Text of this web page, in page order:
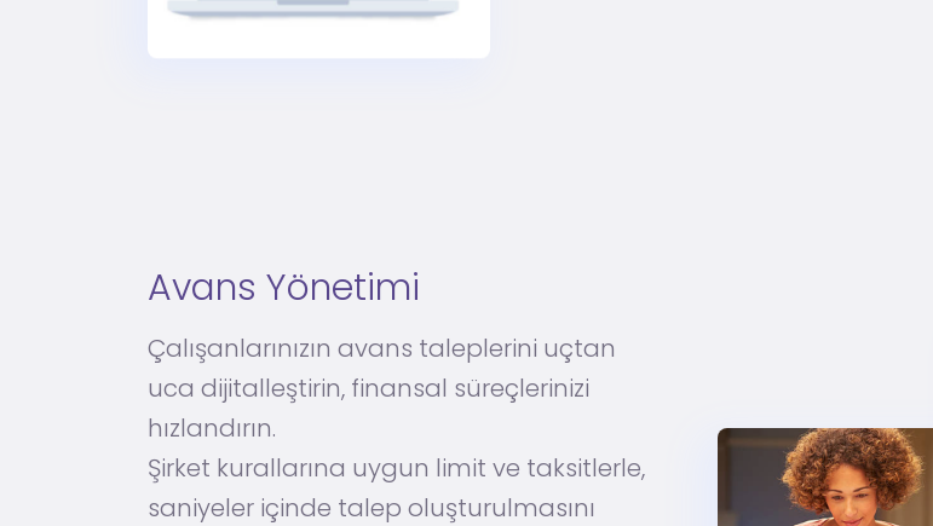
Avans Yönetimi
Çalışanlarınızın avans taleplerini uçtan
uca dijitalleştirin, finansal süreçlerinizi
hızlandırın.
Şirket kurallarına uygun limit ve taksitlerle,
saniyeler içinde talep oluşturulmasını